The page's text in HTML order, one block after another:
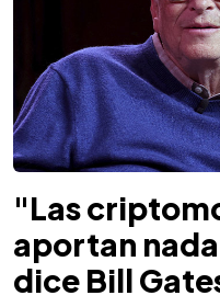
"Las
aportan
dice Bill